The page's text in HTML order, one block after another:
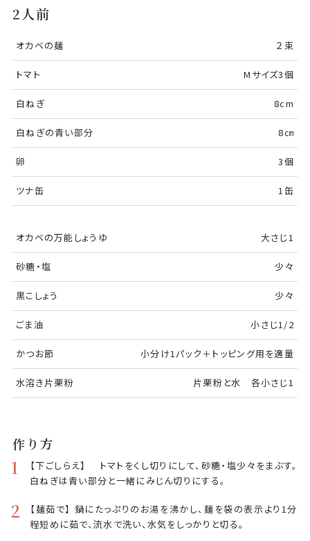
2人前
オカベの麺 ２束
トマト Mサイズ3個
白ねぎ 8cm
白ねぎの青い部分 8㎝
卵 3個
ツナ缶 1缶
オカベの万能しょうゆ 大さじ1
砂糖・塩 少々
黒こしょう 少々
ごま油 小さじ1/2
かつお節 小分け1パック＋トッピング用を適量
水溶き片栗粉 片栗粉と水 各小さじ1
作り方
1
【下ごしらえ】 トマトをくし切りにして、砂糖・塩少々をまぶす。
白ねぎは青い部分と一緒にみじん切りにする。
2
【麺茹で】 鍋にたっぷりのお湯を沸かし、麺を袋の表示より1分
程短めに茹で、流水で洗い、水気をしっかりと切る。